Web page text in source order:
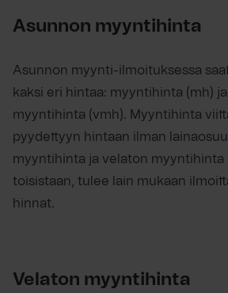
Asunnon myyntihinta
Asunnon myynti-ilmoituksessa
kaksi eri hintaa: myyntihinta (mh)
myyntihinta (vmh). Myyntihinta
pyydettyyn hintaan ilman
myyntihinta ja velaton myyntihinta
toisistaan, tulee lain mukaan
hinnat.
Velaton myyntihinta